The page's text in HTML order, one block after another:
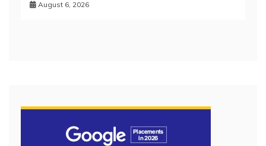
August 6, 2026